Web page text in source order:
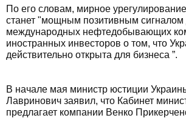
По его словам, мирное
станет "мощным позитивным сигналом
международных нефтедобывающих
иностранных инвесторов о том, что
действительно открыта для бизнеса ”.
В начале мая министр юстиции
Лавринович заявил, что Кабинет
предлагает компании Венко